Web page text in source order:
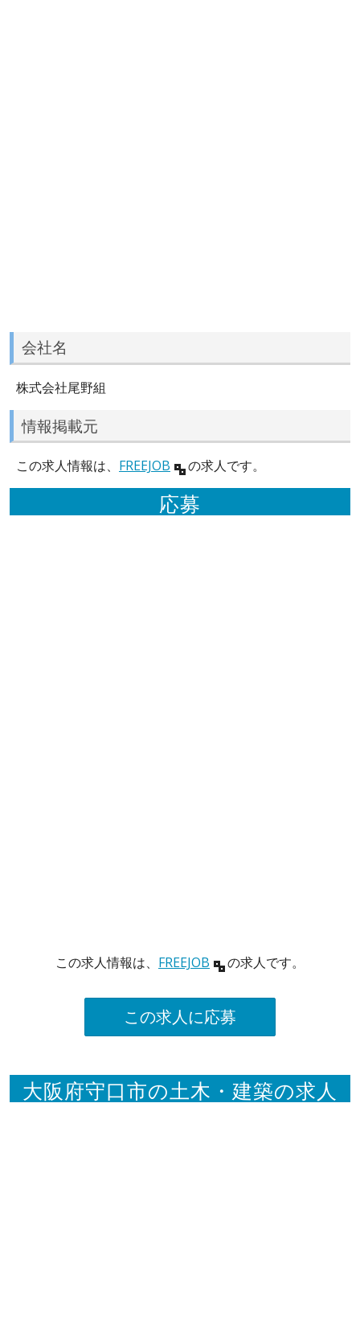
会社名
株式会社尾野組
情報掲載元
この求人情報は、 FREEJOB の求人です。
応募
この求人情報は、 FREEJOB の求人です。
この求人に応募
大阪府守口市の土木・建築の求人